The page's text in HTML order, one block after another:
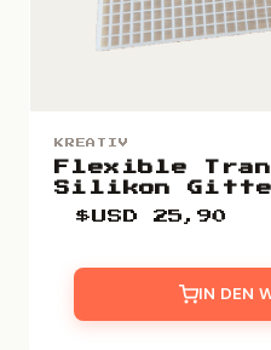
KREATIV
Flexible
Silikon
$USD25,90
IN DEN